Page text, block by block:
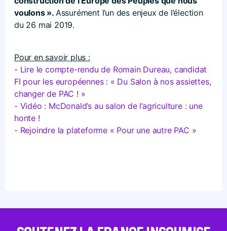
voulons ». Assurément l’un des enjeux de l’élection
du 26 mai 2019.
Pour en savoir plus :
- Lire le compte-rendu de Romain Dureau, candidat
FI pour les européennes : « Du Salon à nos assiettes,
changer de PAC ! »
- Vidéo : McDonald’s au salon de l’agriculture : une
honte !
- Rejoindre la plateforme « Pour une autre PAC »